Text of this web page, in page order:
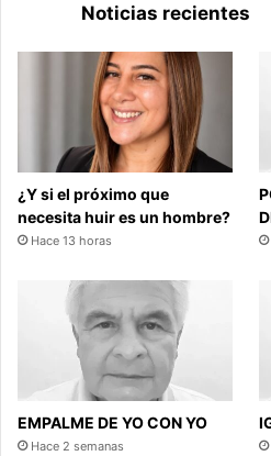
Noticias recientes
¿Y si el próximo que
necesita huir es un hombre?
Hace 13 horas
EMPALME DE YO CON YO
Hace 2 semanas